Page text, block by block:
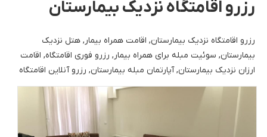
رزرو اقامتگاه نزدیک بیمارستان
رزرو اقامتگاه نزدیک بیمارستان, اقامت همراه بیمار, هتل نزدیک
بیمارستان, سوئیت مبله برای همراه بیمار, رزرو فوری اقامتگاه, اقامت
ارزان نزدیک بیمارستان, آپارتمان مبله بیمارستان, رزرو آنلاین اقامتگاه